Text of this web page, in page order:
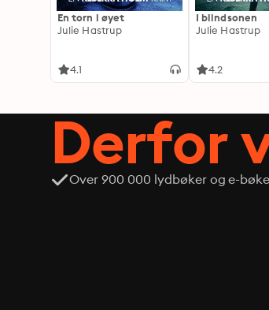
En torn i øyet
Julie Hastrup
4.1
I blindsonen
Julie Hastrup
4.2
Derfor
Over 900 000 lydbøker og e-